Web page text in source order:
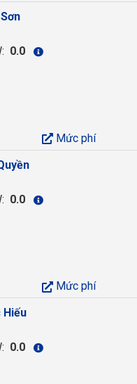
0.0
Mức phí
0.0
Mức phí
Hiếu
0.0